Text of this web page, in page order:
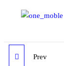
Prev